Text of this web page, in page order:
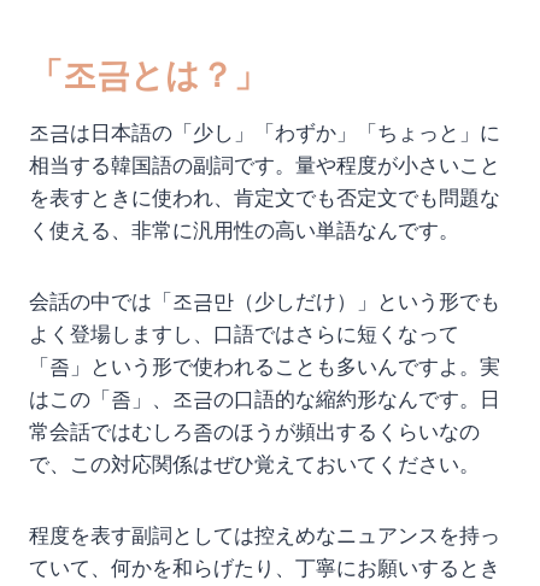
「조금とは？」
조금は日本語の「少し」「わずか」「ちょっと」に
相当する韓国語の副詞です。量や程度が小さいこと
を表すときに使われ、肯定文でも否定文でも問題な
く使える、非常に汎用性の高い単語なんです。
会話の中では「조금만（少しだけ）」という形でも
よく登場しますし、口語ではさらに短くなって
「좀」という形で使われることも多いんですよ。実
はこの「좀」、조금の口語的な縮約形なんです。日
常会話ではむしろ좀のほうが頻出するくらいなの
で、この対応関係はぜひ覚えておいてください。
程度を表す副詞としては控えめなニュアンスを持っ
ていて、何かを和らげたり、丁寧にお願いするとき